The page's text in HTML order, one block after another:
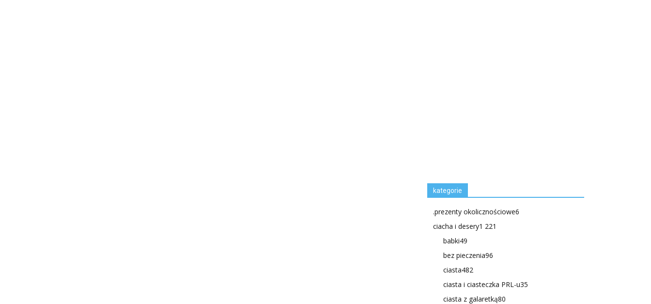
kategorie
.prezenty okolicznościowe6
ciacha i desery1 221
babki49
bez pieczenia96
ciasta482
ciasta i ciasteczka PRL-u35
ciasta z galaretką80